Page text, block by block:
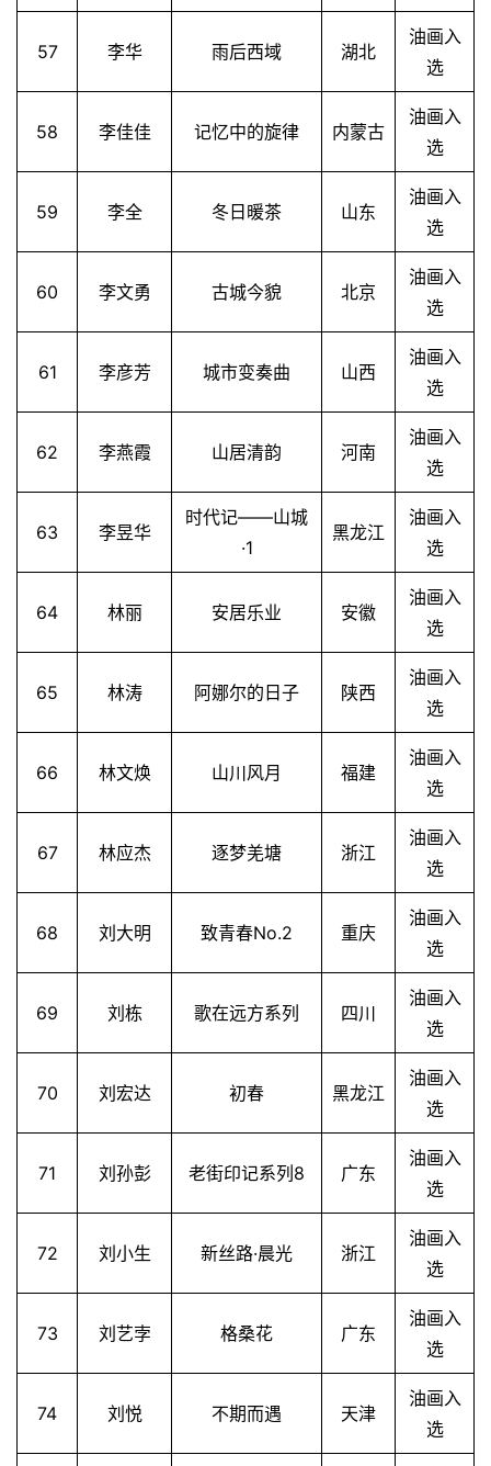
57 李华 雨后西域 湖北
油画入
选
58 李佳佳 记忆中的旋律 内蒙古
油画入
选
59 李全 冬日暖茶 山东
油画入
选
60 李文勇 古城今貌 北京
油画入
选
61 李彦芳 城市变奏曲 山西
油画入
选
62 李燕霞 山居清韵 河南
油画入
选
63 李昱华
时代记——山城
·1
黑龙江
油画入
选
64 林丽 安居乐业 安徽
油画入
选
65 林涛 阿娜尔的日子 陕西
油画入
选
66 林文焕 山川风月 福建
油画入
选
67 林应杰 逐梦羌塘 浙江
油画入
选
68 刘大明 致青春No.2 重庆
油画入
选
69 刘栋 歌在远方系列 四川
油画入
选
70 刘宏达 初春 黑龙江
油画入
选
71 刘孙彭 老街印记系列8 广东
油画入
选
72 刘小生 新丝路·晨光 浙江
油画入
选
73 刘艺孛 格桑花 广东
油画入
选
74 刘悦 不期而遇 天津
油画入
选